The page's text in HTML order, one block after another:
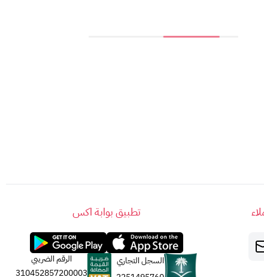
تطبيق بوابة اكس
السجل التجاري
الرقم الضريبي
310452857200003